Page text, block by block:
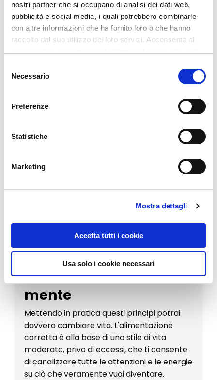
nostri partner che si occupano di analisi dei dati web,
pubblicità e social media, i quali potrebbero combinarle
con altre informazioni che ha fornito loro o che hanno
raccolto dal suo utilizzo dei loro servizi. Acconsenta ai
delNecessario
Preferenze
Statistiche
Marketing
Mostra dettagli
Accetta tutti i cookie
Usa solo i cookie necessari
Accelera il metabolismo
un programma personalizzato di esercizio
fisico permette di accelerare il
quanto si consuma durante l’attività ma
, anche quando siamo a riposo.
Prenditi cura del tuo fegato
Potenzia la
bisogno di molti nutrienti, vitamine e
corrette e sbagliate, gli errori da evitare
Alimentazione
corretta: cosa tenere a
mente
Mettendo in pratica questi principi potrai
davvero cambiare vita. L'alimentazione
corretta è alla base di uno stile di vita
moderato, privo di eccessi, che ti consente
di canalizzare tutte le attenzioni e le energie
su ciò che veramente vuoi diventare.